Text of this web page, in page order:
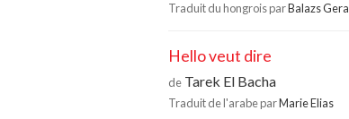
Traduit du hongrois parBalazs Gera
Hello veut dire
de Tarek El Bacha
Traduit de l'arabe parMarie Elias